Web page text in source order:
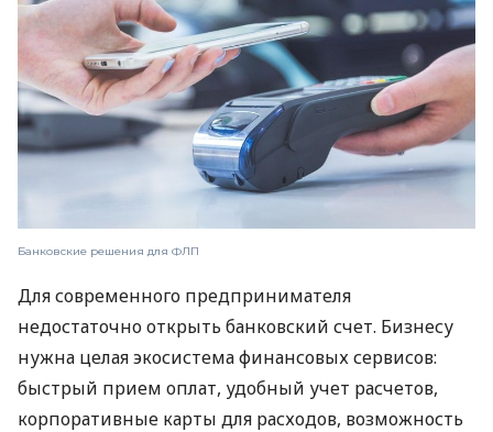
Банковские решения для ФЛП
Для современного предпринимателя
недостаточно открыть банковский счет. Бизнесу
нужна целая экосистема финансовых сервисов:
быстрый прием оплат, удобный учет расчетов,
корпоративные карты для расходов, возможность